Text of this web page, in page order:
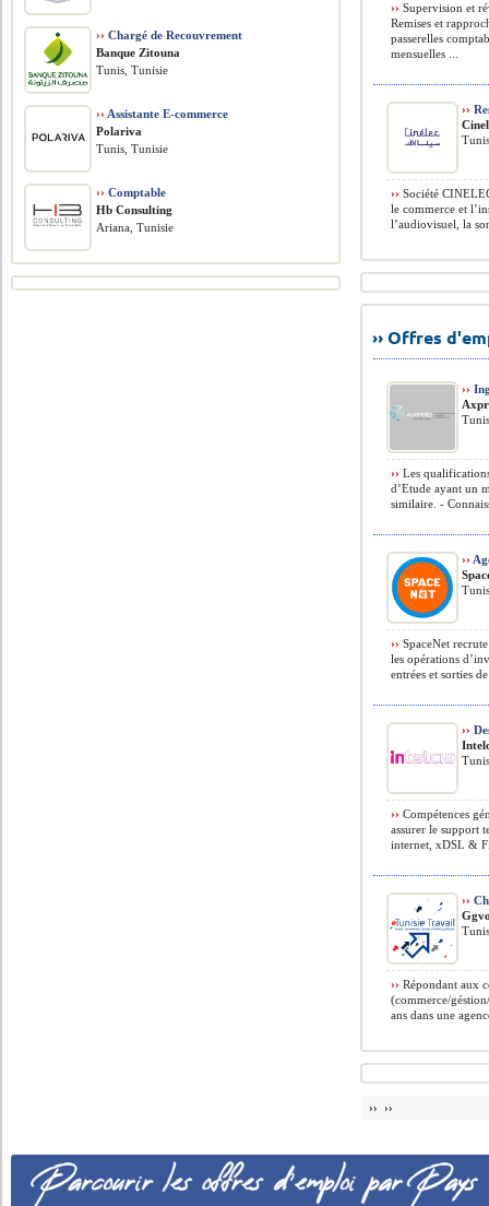
›› Supervision et
Remises et
passerelles
mensuelles ...
››
›› Société
le commerce et
l’audiovisuel, la
›› Offres
››
›› Les
d’Etude ayant un
similaire. -
››
›› SpaceNet
les opérations
entrées et sorties
››
›› Compétences
assurer le support
internet, xDSL &
››
›› Répondant aux
(commerce/
ans dans une
›› ››
›› Chargé de Recouvrement
Banque Zitouna
Tunis, Tunisie
›› Assistante E-commerce
Polariva
Tunis, Tunisie
›› Comptable
Hb Consulting
Ariana, Tunisie